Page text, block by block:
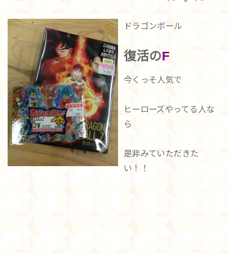
ドラゴンボール
復活のF
今くっそ人気で
ヒーローズやってる人な
ら
是非みていただきた
い！！